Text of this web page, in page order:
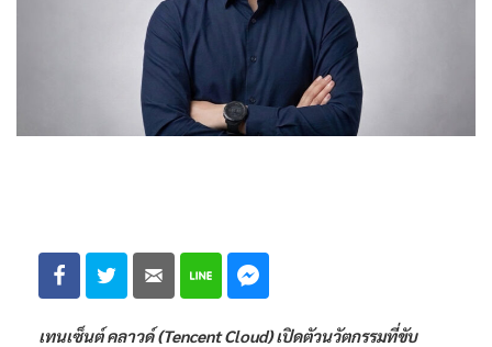
เทนเซ็นต์ คลาวด์ (Tencent Cloud) เปิดตัวนวัตกรรมที่ขับ